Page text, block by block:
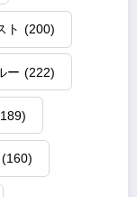
ト (200)
ー (222)
(160)